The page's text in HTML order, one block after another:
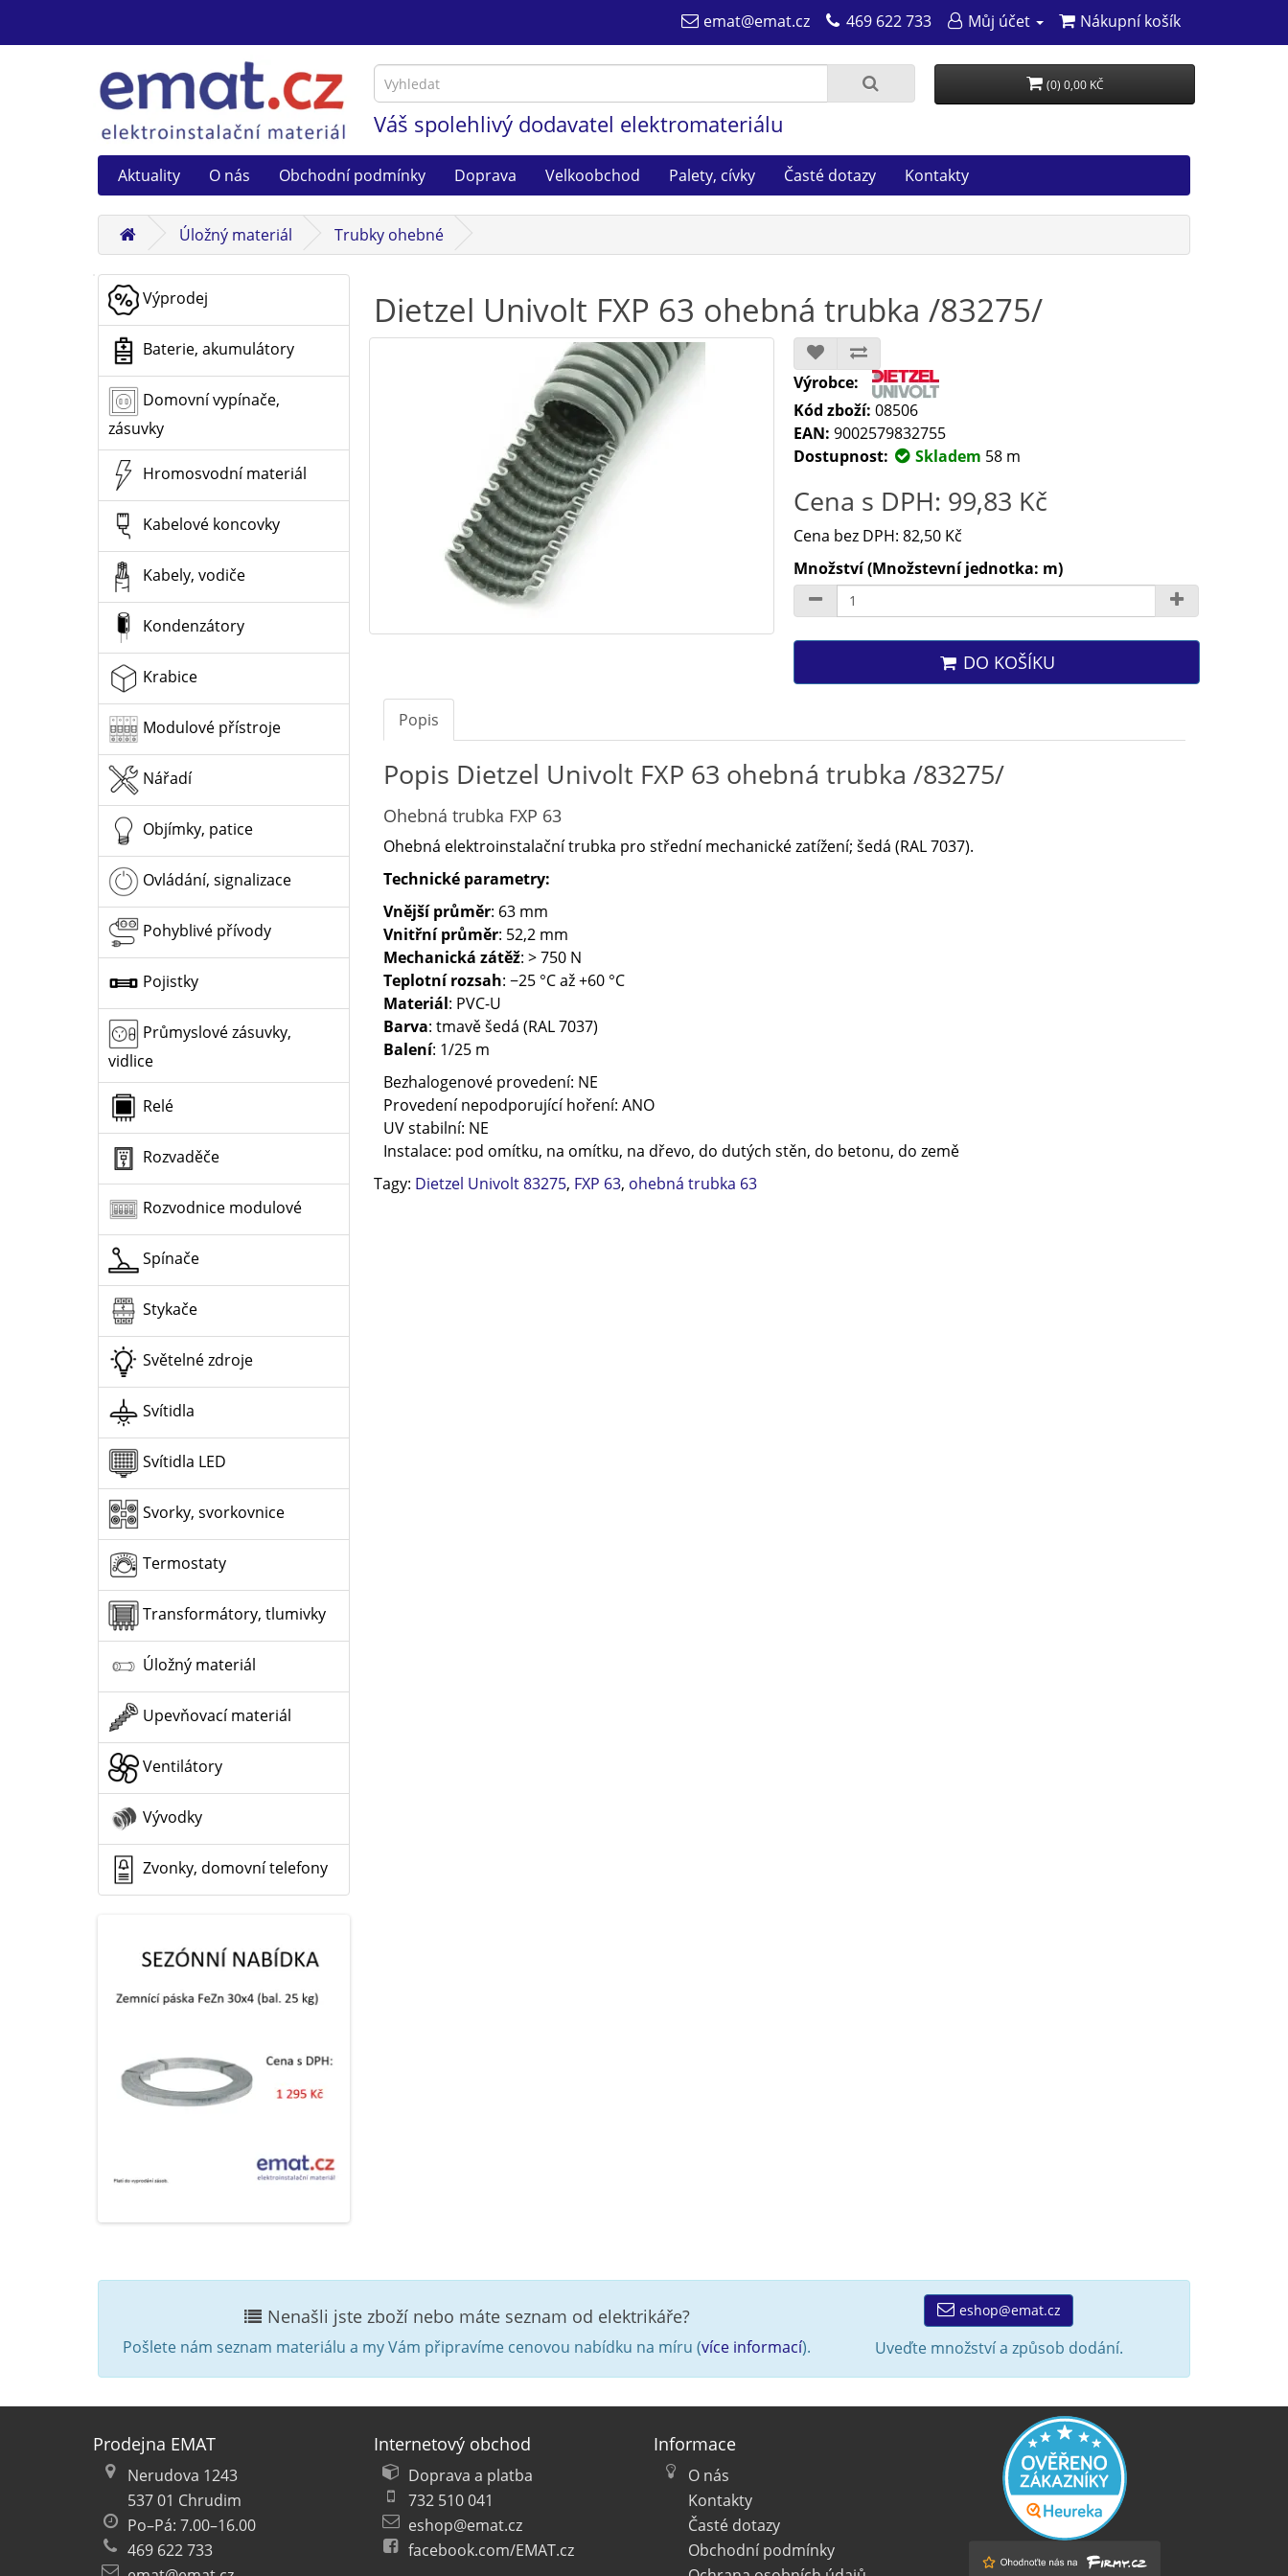
emat@emat.cz 469 622 733 Můj účet Nákupní košík
Váš spolehlivý dodavatel elektromateriálu
(0) 0,00 KČ
Aktuality O nás Obchodní podmínky Doprava Velkoobchod Palety, cívky Časté dotazy Kontakty
Úložný materiál Trubky ohebné
Výprodej
Baterie, akumulátory
Domovní vypínače,
zásuvky
Hromosvodní materiál
Kabelové koncovky
Kabely, vodiče
Kondenzátory
Krabice
Modulové přístroje
Nářadí
Objímky, patice
Ovládání, signalizace
Pohyblivé přívody
Pojistky
Průmyslové zásuvky,
vidlice
Relé
Rozvaděče
Rozvodnice modulové
Spínače
Stykače
Světelné zdroje
Svítidla
Svítidla LED
Svorky, svorkovnice
Termostaty
Transformátory, tlumivky
Úložný materiál
Upevňovací materiál
Ventilátory
Vývodky
Zvonky, domovní telefony
Dietzel Univolt FXP 63 ohebná trubka /83275/
Výrobce:
Kód zboží: 08506
EAN: 9002579832755
Dostupnost:
Skladem 58 m
Cena s DPH: 99,83 Kč
Cena bez DPH: 82,50 Kč
Množství (Množstevní jednotka: m)
DO KOŠÍKU
Popis
Popis Dietzel Univolt FXP 63 ohebná trubka /83275/
Ohebná trubka FXP 63
Ohebná elektroinstalační trubka pro střední mechanické zatížení; šedá (RAL 7037).
Technické parametry:
Vnější průměr: 63 mm
Vnitřní průměr: 52,2 mm
Mechanická zátěž: > 750 N
Teplotní rozsah: −25 °C až +60 °C
Materiál: PVC-U
Barva: tmavě šedá (RAL 7037)
Balení: 1/25 m
Bezhalogenové provedení: NE
Provedení nepodporující hoření: ANO
UV stabilní: NE
Instalace: pod omítku, na omítku, na dřevo, do dutých stěn, do betonu, do země
Tagy: Dietzel Univolt 83275, FXP 63, ohebná trubka 63
Nenašli jste zboží nebo máte seznam od elektrikáře?
Pošlete nám seznam materiálu a my Vám připravíme cenovou nabídku na míru (více informací).
eshop@emat.cz
Uveďte množství a způsob dodání.
Prodejna EMAT
Nerudova 1243
537 01 Chrudim
Po–Pá: 7.00–16.00
469 622 733
Internetový obchod
Doprava a platba
732 510 041
eshop@emat.cz
facebook.com/EMAT.cz
Informace
O nás
Kontakty
Časté dotazy
Obchodní podmínky